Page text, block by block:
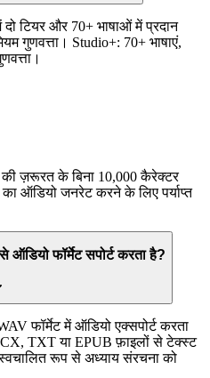
टियर और 70+ भाषाओं में प्रदान
गुणवत्ता। Studio+: 70+ भाषाएं,
की ज़रूरत के बिना 10,000 कैरेक्टर
ऑडियो जनरेट करने के लिए पर्याप्त
फॉर्मेट सपोर्ट करता है?
फॉर्मेट में ऑडियो एक्सपोर्ट करता
TXT या EPUB फ़ाइलों से टेक्स्ट
रूप से अध्याय संरचना को